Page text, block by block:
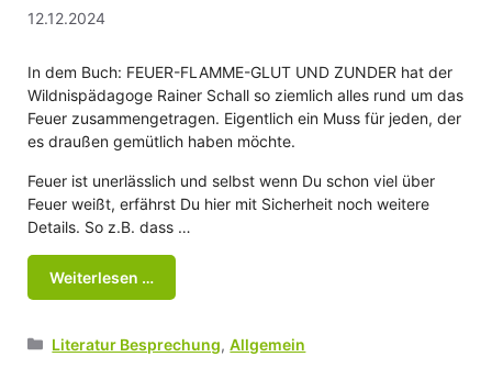
12.12.2024
In dem Buch: FEUER-FLAMME-GLUT UND ZUNDER hat der
Wildnispädagoge Rainer Schall so ziemlich alles rund um das
Feuer zusammengetragen. Eigentlich ein Muss für jeden, der
es draußen gemütlich haben möchte.
Feuer ist unerlässlich und selbst wenn Du schon viel über
Feuer weißt, erfährst Du hier mit Sicherheit noch weitere
Details. So z.B. dass …
Weiterlesen …
Kategorien
Literatur Besprechung,Allgemein